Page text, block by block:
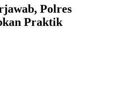
Polres
Praktik